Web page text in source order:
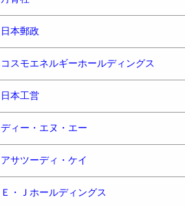
日本郵政
コスモエネルギーホールディングス
日本工営
ディー・エヌ・エー
アサツーディ・ケイ
Ｅ・Ｊホールディングス